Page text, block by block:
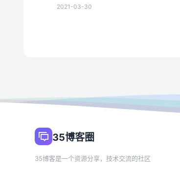
2021-03-30
35博客圈
35博客是一个资源分享，技术交流的社区